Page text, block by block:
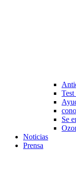
Se
Noticias
Prensa